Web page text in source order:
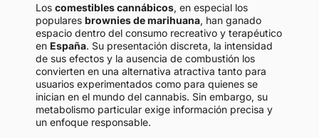
Los comestibles cannábicos, en especial los
populares brownies de marihuana, han ganado
espacio dentro del consumo recreativo y terapéutico
en España. Su presentación discreta, la intensidad
de sus efectos y la ausencia de combustión los
convierten en una alternativa atractiva tanto para
usuarios experimentados como para quienes se
inician en el mundo del cannabis. Sin embargo, su
metabolismo particular exige información precisa y
un enfoque responsable.